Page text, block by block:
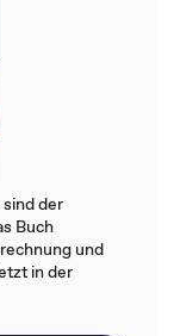
der
Buch
und
in der